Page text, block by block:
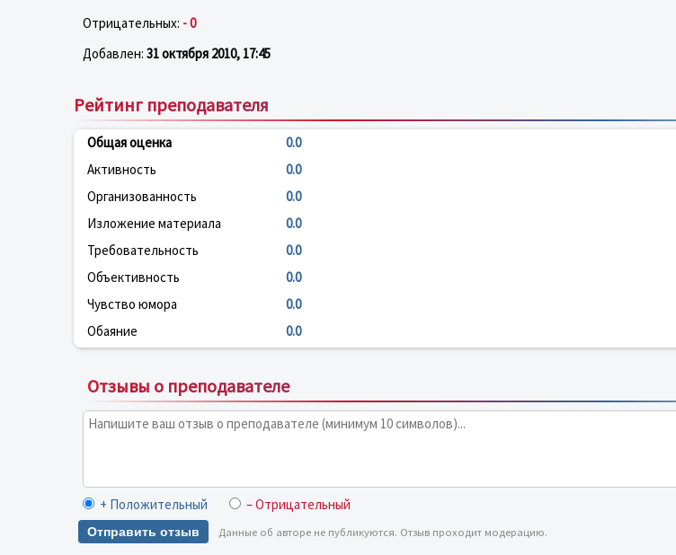
Отрицательных: - 0
Добавлен: 31 октября 2010, 17:45
Рейтинг преподавателя
Общая оценка 0.0
Активность
0.0
Организованность
0.0
Изложение материала
0.0
Требовательность
0.0
Объективность
0.0
Чувство юмора
0.0
Обаяние
0.0
Отзывы о преподавателе
+ Положительный – Отрицательный
Отправить отзыв Данные об авторе не публикуются. Отзыв проходит модерацию.